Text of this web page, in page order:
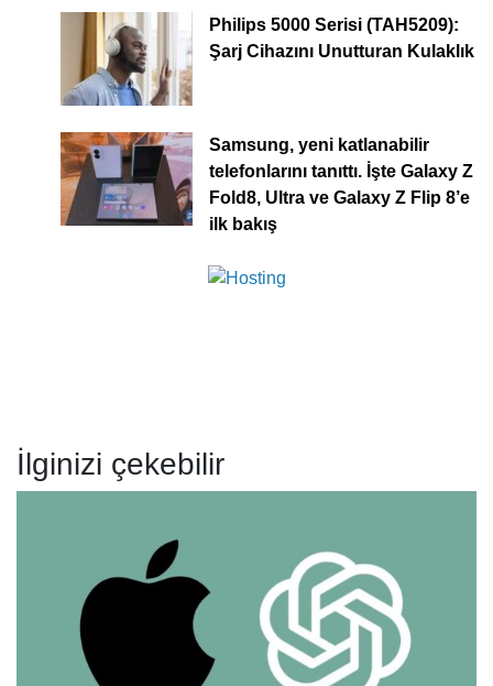
Philips 5000 Serisi (TAH5209):
Şarj Cihazını Unutturan Kulaklık
Samsung, yeni katlanabilir
telefonlarını tanıttı. İşte Galaxy Z
Fold8, Ultra ve Galaxy Z Flip 8’e
ilk bakış
İlginizi çekebilir